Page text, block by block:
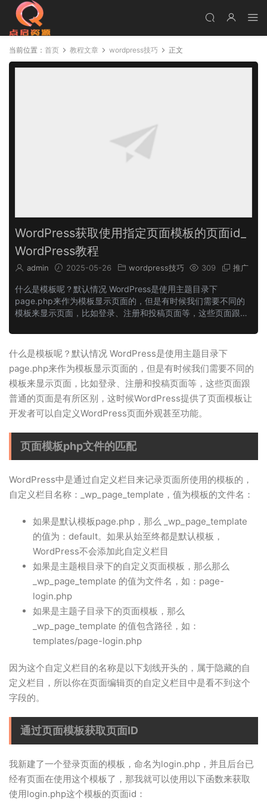
当前位置： 首页 教程文章 wordpress技巧 正文
WordPress获取使用指定页面模板的页面id_
WordPress教程
admin 2025-05-26 wordpress技巧 309 推广
什么是模板呢？默认情况 WordPress是使用主题目录下
page.php来作为模板显示页面的，但是有时候我们需要不同的
模板来显示页面，比如登录、注册和投稿页面等，这些页面跟普
者可以自定义Word...
什么是模板呢？默认情况 WordPress是使用主题目录下
page.php来作为模板显示页面的，但是有时候我们需要不同的
模板来显示页面，比如登录、注册和投稿页面等，这些页面跟
普通的页面是有所区别，这时候WordPress提供了页面模板让
开发者可以自定义WordPress页面外观甚至功能。
页面模板php文件的匹配
WordPress中是通过自定义栏目来记录页面所使用的模板的，
自定义栏目名称：_wp_page_template，值为模板的文件名：
如果是默认模板page.php，那么 _wp_page_template
的值为：default。如果从始至终都是默认模板，
WordPress不会添加此自定义栏目
如果是主题根目录下的自定义页面模板，那么那么
_wp_page_template 的值为文件名，如：page-
login.php
如果是主题子目录下的页面模板，那么
_wp_page_template 的值包含路径，如：
templates/page-login.php
因为这个自定义栏目的名称是以下划线开头的，属于隐藏的自
定义栏目，所以你在页面编辑页的自定义栏目中是看不到这个
字段的。
通过页面模板获取页面ID
我新建了一个登录页面的模板，命名为login.php，并且后台已
经有页面在使用这个模板了，那我就可以使用以下函数来获取
使用login.php这个模板的页面id：